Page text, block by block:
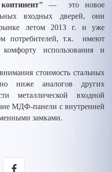
— это новое
входных дверей, они
летом 2013 г. и уже
потребителей, т.к. имеют
использования и
стоимость стальных
ниже аналогов других
металлической входной
МДФ-панели с внутренней
замками.